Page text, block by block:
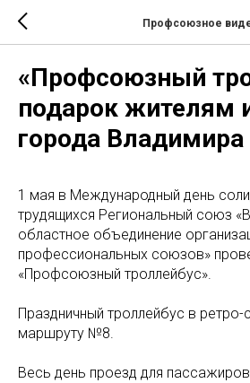
Профсоюзное
«Профсоюзный
подарок жителям
города Владимира
1 мая в Международный день
трудящихся Региональный союз
областное объединение
профессиональных союзов»
«Профсоюзный троллейбус».
Праздничный троллейбус в ретро-
маршруту №8.
Весь день проезд для